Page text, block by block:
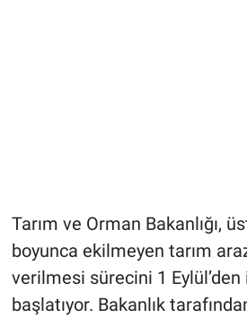
Tarım ve Orman Bakanlığı,
boyunca ekilmeyen tarım
verilmesi sürecini 1
başlatıyor. Bakanlık